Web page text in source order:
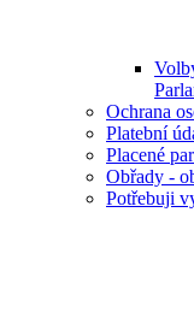
Ochrana
Platební
Placené
Obřady -
Potřebuji